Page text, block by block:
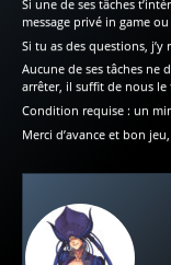
Si une de ses tâches
message privé in game
Si tu as des questions,
Aucune de ses tâches
arrêter, il suffit de nous le
Condition requise : un
Merci d’avance et bon